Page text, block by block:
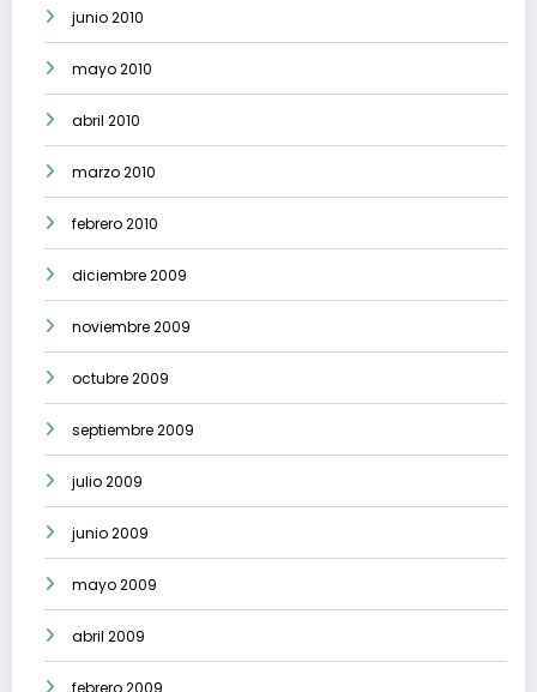
junio 2010
mayo 2010
abril 2010
marzo 2010
febrero 2010
diciembre 2009
noviembre 2009
octubre 2009
septiembre 2009
julio 2009
junio 2009
mayo 2009
abril 2009
febrero 2009